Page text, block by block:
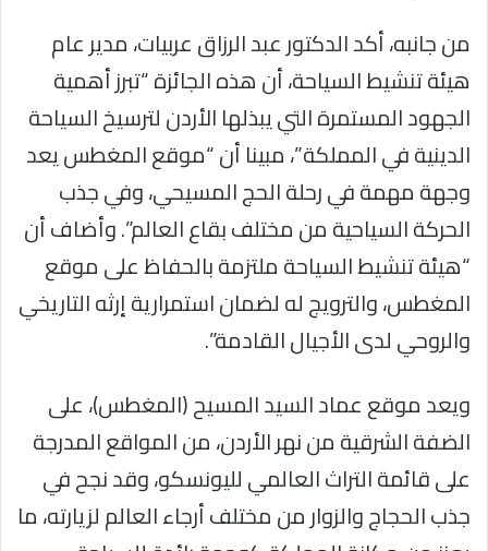
من جانبه، أكد الدكتور عبد الرزاق عربيات، مدير عام
هيئة تنشيط السياحة، أن هذه الجائزة “تبرز أهمية
الجهود المستمرة التي يبذلها الأردن لترسيخ السياحة
الدينية في المملكة”، مبينا أن “موقع المغطس يعد
وجهة مهمة في رحلة الحج المسيحي، وفي جذب
الحركة السياحية من مختلف بقاع العالم”. وأضاف أن
“هيئة تنشيط السياحة ملتزمة بالحفاظ على موقع
المغطس، والترويج له لضمان استمرارية إرثه التاريخي
والروحي لدى الأجيال القادمة”.
ويعد موقع عماد السيد المسيح (المغطس)، على
الضفة الشرقية من نهر الأردن، من المواقع المدرجة
على قائمة التراث العالمي لليونسكو، وقد نجح في
جذب الحجاج والزوار من مختلف أرجاء العالم لزيارته، ما